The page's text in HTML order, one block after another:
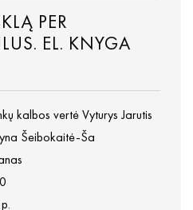
PER
EL. KNYGA
kalbos vertė Vyturys Jarutis
Šeibokaitė-Ša